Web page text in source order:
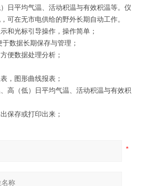
日平均气温、活动积温与有效积温等。仪
可在无市电供给的野外长期自动工作。
和光标引导操作，操作简单；
数据长期保存与管理；
便数据处理分析；
，图形曲线报表；
高（低）日平均气温、活动积温与有效积
保存或打印出来；